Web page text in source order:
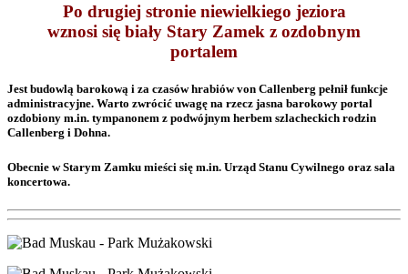
Po drugiej stronie niewielkiego jeziora
wznosi się biały Stary Zamek z ozdobnym
portalem
Jest budowlą barokową i za czasów hrabiów von Callenberg pełnił funkcje
administracyjne. Warto zwrócić uwagę na rzecz jasna barokowy portal
ozdobiony m.in. tympanonem z podwójnym herbem szlacheckich rodzin
Callenberg i Dohna.
Obecnie w Starym Zamku mieści się m.in. Urząd Stanu Cywilnego oraz sala
koncertowa.